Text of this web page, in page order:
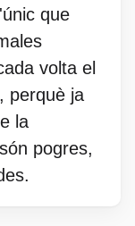
que
volta el
perquè ja
la
pogres,